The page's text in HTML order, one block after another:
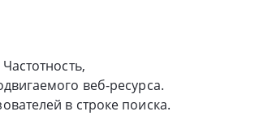
веб-ресурса.
в строке поиска.